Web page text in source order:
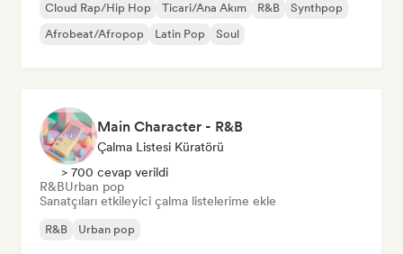
Cloud Rap/Hip Hop Ticari/Ana Akım R&B
Synthpop
Afrobeat/Afropop
Latin Pop Soul
Main Character - R&B
Çalma Listesi Küratörü
> 700 cevap verildi
R&BUrban pop
Sanatçıları etkileyici çalma listelerime ekle
R&B Urban pop